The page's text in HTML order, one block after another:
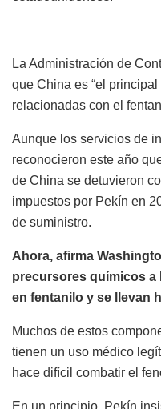
La Administración de
que China es “el
relacionadas con el
Aunque los servicios de
reconocieron este año
de China se detuvieron
impuestos por Pekín en
de suministro.
Ahora, afirma
precursores químicos a
en fentanilo y se llevan
Muchos de estos
tienen un uso médico
hace difícil combatir el